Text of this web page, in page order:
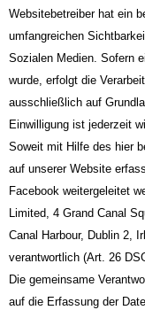
Websitebetreiber hat ein
umfangreichen
Sozialen Medien. Sofern
wurde, erfolgt die
ausschließlich auf
Einwilligung ist jederzeit
Soweit mit Hilfe des hier
auf unserer Website
Facebook weitergeleitet
Limited, 4 Grand Canal
Canal Harbour, Dublin 2,
verantwortlich (Art. 26
Die gemeinsame
auf die Erfassung der